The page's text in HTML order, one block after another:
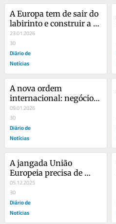
A Europa tem de sair do
labirinto e construir a
sua autonomia
23.01.2026
30
Diário de
Notícias
A nova ordem
internacional: negócios
e força bruta
09.01.2026
30
Diário de
Notícias
A jangada União
Europeia precisa de
reforçar as velas e
compensar a agulha da
bússola
05.12.2025
30
Diário de
Notícias